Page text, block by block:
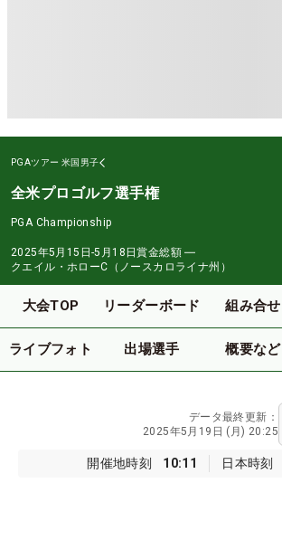
PGAツアー 米国男子
全米プロゴルフ選手権
PGA Championship
2025年5月15日-5月18日賞金総額 ―
クエイル・ホローC（ノースカロライナ州）
大会TOP リーダーボード 組み合せ
ライブフォト 出場選手 概要など
開催地時刻 10:11 日本時刻
データ最終更新：
2025年5月19日 (月) 20:25